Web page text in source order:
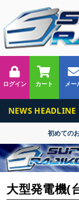
ログイン カート メー
NEWS HEADLINE
初めての
大型発電機(